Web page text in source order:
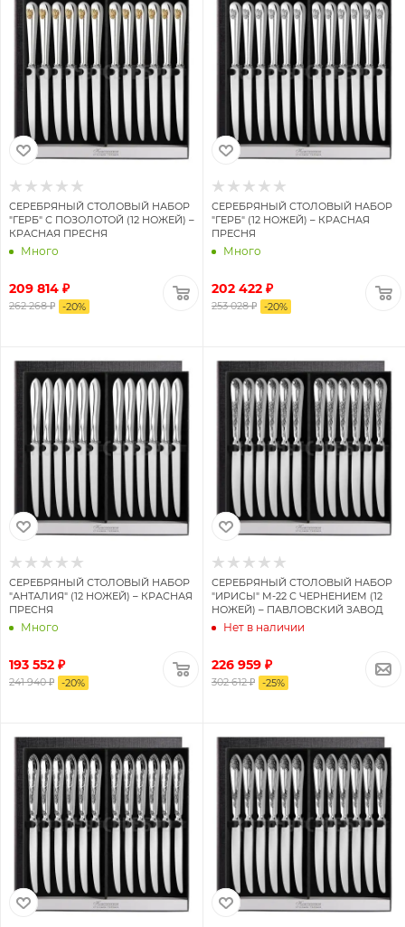
НОЖИ ДЛЯ МЯСА
СЕРЕБРЯНЫЙ СТОЛОВЫЙ НАБОР
"ГЕРБ" С ПОЗОЛОТОЙ (12 НОЖЕЙ) –
КРАСНАЯ ПРЕСНЯ
Много
209 814 ₽
262 268 ₽ -20%
СЕРЕБРЯНЫЙ СТОЛОВЫЙ НАБОР
"ГЕРБ" (12 НОЖЕЙ) – КРАСНАЯ
ПРЕСНЯ
Много
202 422 ₽
253 028 ₽ -20%
СЕРЕБРЯНЫЙ СТОЛОВЫЙ НАБОР
"АНТАЛИЯ" (12 НОЖЕЙ) – КРАСНАЯ
ПРЕСНЯ
Много
193 552 ₽
241 940 ₽ -20%
СЕРЕБРЯНЫЙ СТОЛОВЫЙ НАБОР
"ИРИСЫ" М-22 С ЧЕРНЕНИЕМ (12
НОЖЕЙ) – ПАВЛОВСКИЙ ЗАВОД
Нет в наличии
226 959 ₽
302 612 ₽ -25%